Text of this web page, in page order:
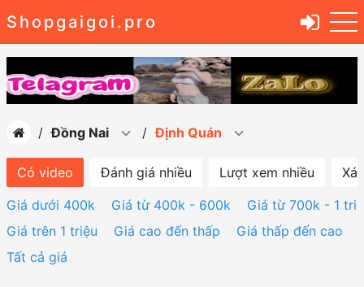
Shopgaigoi.pro
Đồng Nai Định Quán
Có video Đánh giá nhiều Lượt xem nhiều
Giá dưới 400k
Giá từ 400k - 600k
Giá từ 700k - 1
Giá trên 1 triệu
Giá cao đến thấp
Giá thấp đến cao
Tất cả giá